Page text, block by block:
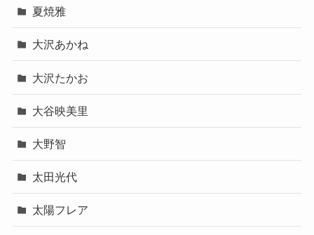
夏焼雅
大沢あかね
大沢たかお
大谷映美里
大野智
太田光代
太陽フレア